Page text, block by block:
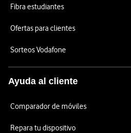
Fibra estudiantes
Ofertas para clientes
Sorteos Vodafone
Ayuda al cliente
Comparador de móviles
Repara tu dispositivo